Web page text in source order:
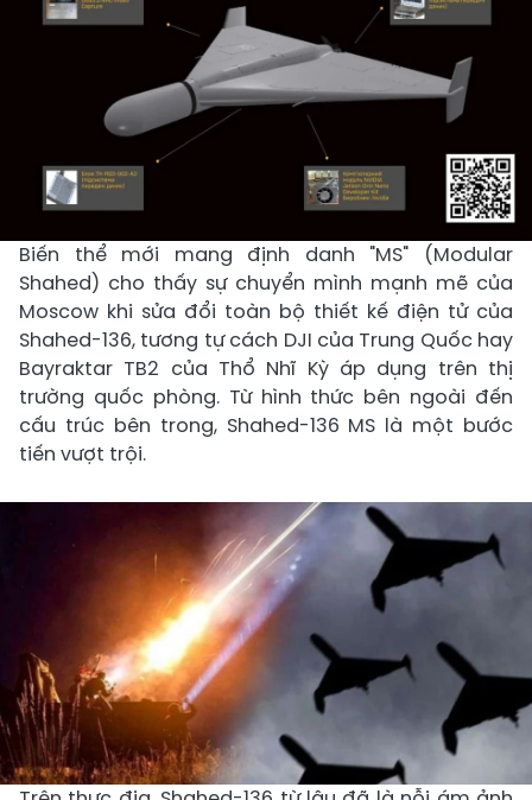
Biến thể mới mang định danh "MS" (Modular
Shahed) cho thấy sự chuyển mình mạnh mẽ của
Moscow khi sửa đổi toàn bộ thiết kế điện tử của
Shahed-136, tương tự cách DJI của Trung Quốc hay
Bayraktar TB2 của Thổ Nhĩ Kỳ áp dụng trên thị
trường quốc phòng. Từ hình thức bên ngoài đến
cấu trúc bên trong, Shahed-136 MS là một bước
tiến vượt trội.